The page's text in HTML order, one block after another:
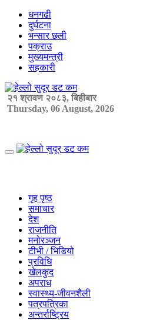
Skip
content
धनगढी
दुर्घटना
भन्सार छली
पक्राउ
मुख्यमन्त्री
सहकारी
२१ श्रावण २०८३, बिहीबार
Thursday, 06 August, 2026
Primary
गृह पृष्ठ
समाचार
देश
राजनीति
मनोरञ्जन
टीभी / भिडियो
प्रविधि
खेलकुद
अपराध
स्वास्थ्य-जीवनशैली
पत्रपत्रिका
अन्तर्राष्ट्रिय